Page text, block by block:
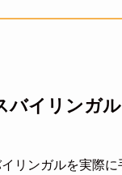
バイリンガ
リンガルを実際